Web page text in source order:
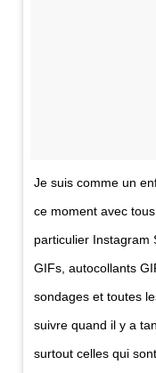
Je suis comme un
ce moment avec
particulier Instagram
GIFs, autocollants
sondages et toutes
suivre quand il y a
surtout celles qui